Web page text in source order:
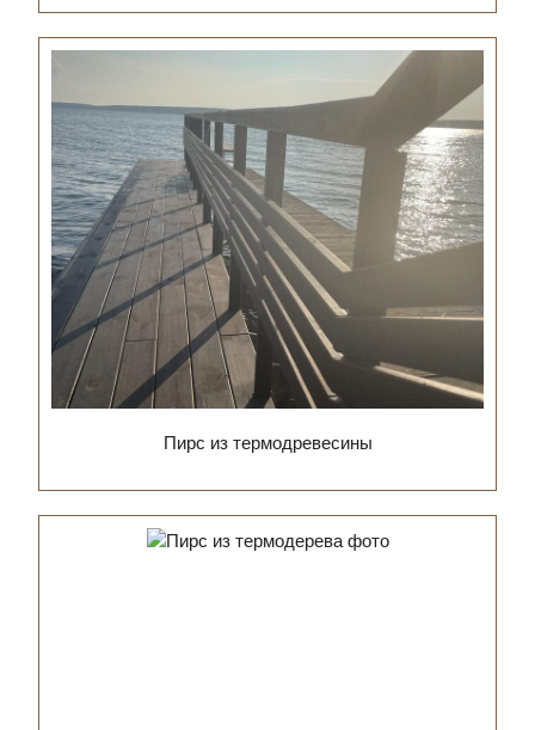
Пирс из термодревесины